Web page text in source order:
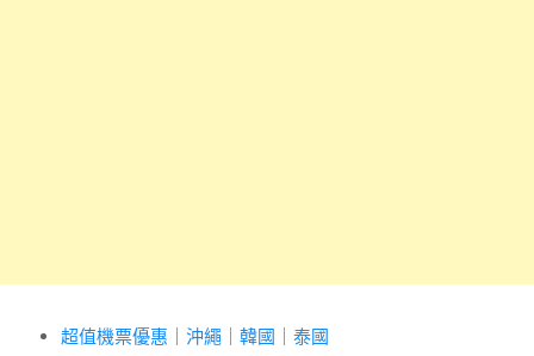
超值機票優惠 沖繩 韓國
泰國